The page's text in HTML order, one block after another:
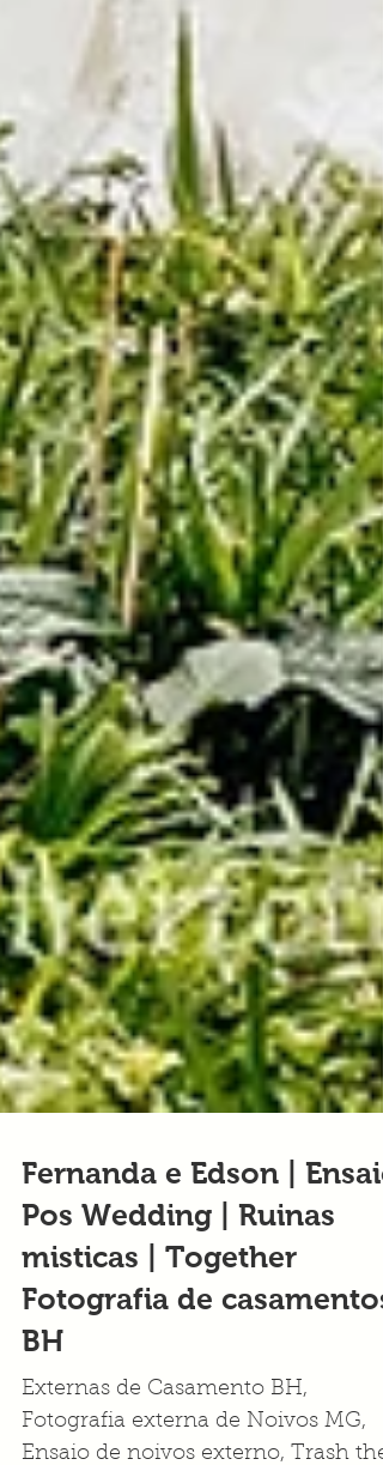
Fernanda e Edson | Ensaio
Pos Wedding | Ruinas
misticas | Together
Fotografia de casamentos
BH